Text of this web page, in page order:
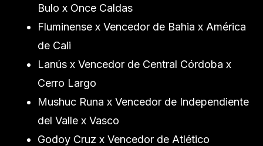
Bulo x Once Caldas
Fluminense x Vencedor de Bahia x América
de Cali
Lanús x Vencedor de Central Córdoba x
Cerro Largo
Mushuc Runa x Vencedor de Independiente
del Valle x Vasco
Godoy Cruz x Vencedor de Atlético